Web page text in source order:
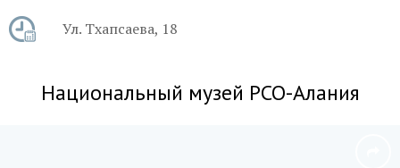
Ул. Тхапсаева, 18
Национальный музей РСО-Алания